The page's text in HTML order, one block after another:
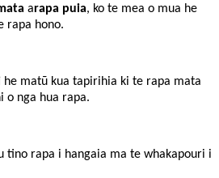
arapa puia, ko te mea o mua he
rapa hono.
he matū kua tapirihia ki te rapa mata
o nga hua rapa.
tino rapa i hangaia ma te whakapouri i